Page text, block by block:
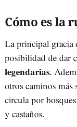
Cómo es la
La principal gracia
posibilidad de dar
legendarias.
otros caminos más
circula por
y castaños.